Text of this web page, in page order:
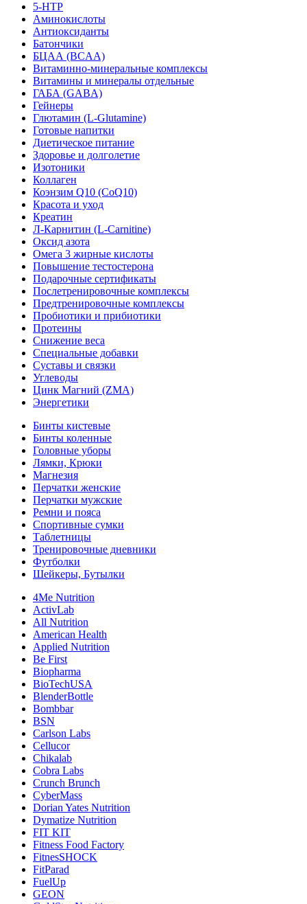
5-HTP
Аминокислоты
Антиоксиданты
Батончики
БЦАА (BCAA)
Витаминно-минеральные комплексы
Витамины и минералы отдельные
ГАБА (GABA)
Гейнеры
Глютамин (L-Glutamine)
Готовые напитки
Диетическое питание
Здоровье и долголетие
Изотоники
Коллаген
Коэнзим Q10 (CoQ10)
Красота и уход
Креатин
Л-Карнитин (L-Сarnitine)
Оксид азота
Омега 3 жирные кислоты
Повышение тестостерона
Подарочные сертификаты
Послетренировочные комплексы
Предтренировочные комплексы
Пробиотики и прибиотики
Протеины
Снижение веса
Специальные добавки
Суставы и связки
Углеводы
Цинк Магний (ZMA)
Энергетики
Бинты кистевые
Бинты коленные
Головные уборы
Лямки, Крюки
Магнезия
Перчатки женские
Перчатки мужские
Ремни и пояса
Спортивные сумки
Таблетницы
Тренировочные дневники
Футболки
Шейкеры, Бутылки
4Me Nutrition
ActivLab
All Nutrition
American Health
Applied Nutrition
Be First
Biopharma
BioTechUSA
BlenderBottle
Bombbar
BSN
Carlson Labs
Cellucor
Chikalab
Cobra Labs
Crunch Brunch
CyberMass
Dorian Yates Nutrition
Dymatize Nutrition
FIT KIT
Fitness Food Factory
FitnesSHOCK
FitParad
FuelUp
GEON